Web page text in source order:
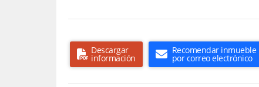
Descargar
información
Recomendar inmueble
por correo electrónico